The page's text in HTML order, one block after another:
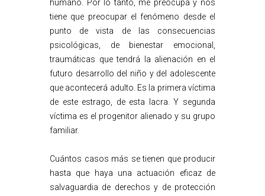
humano. Por lo tanto, me preocupa y nos
tiene que preocupar el fenómeno desde el
punto de vista de las consecuencias
psicológicas, de bienestar emocional,
traumáticas que tendrá la alienación en el
futuro desarrollo del niño y del adolescente
que acontecerá adulto. Es la primera víctima
de este estrago, de esta lacra. Y segunda
víctima es el progenitor alienado y su grupo
familiar.
Cuántos casos más se tienen que producir
hasta que haya una actuación eficaz de
salvaguardia de derechos y de protección